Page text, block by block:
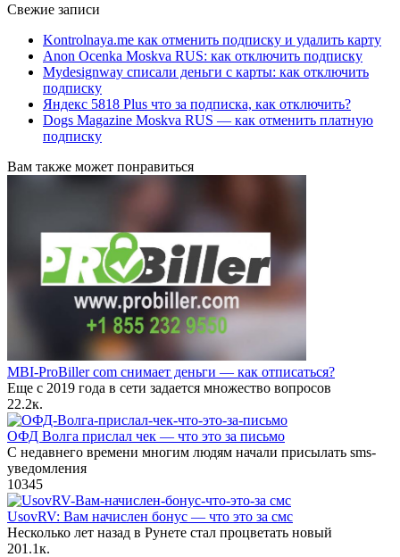
Свежие записи
Kontrolnaya.me как отменить подписку и удалить карту
Anon Ocenka Moskva RUS: как отключить подписку
Mydesignway списали деньги с карты: как отключить
подписку
Яндекс 5818 Plus что за подписка, как отключить?
Dogs Magazine Moskva RUS — как отменить платную
подписку
Вам также может понравиться
MBI-ProBiller com снимает деньги — как отписаться?
Еще с 2019 года в сети задается множество вопросов
22.2к.
ОФД Волга прислал чек — что это за письмо
С недавнего времени многим людям начали присылать sms-
уведомления
10345
UsovRV: Вам начислен бонус — что это за смс
Несколько лет назад в Рунете стал процветать новый
201.1к.